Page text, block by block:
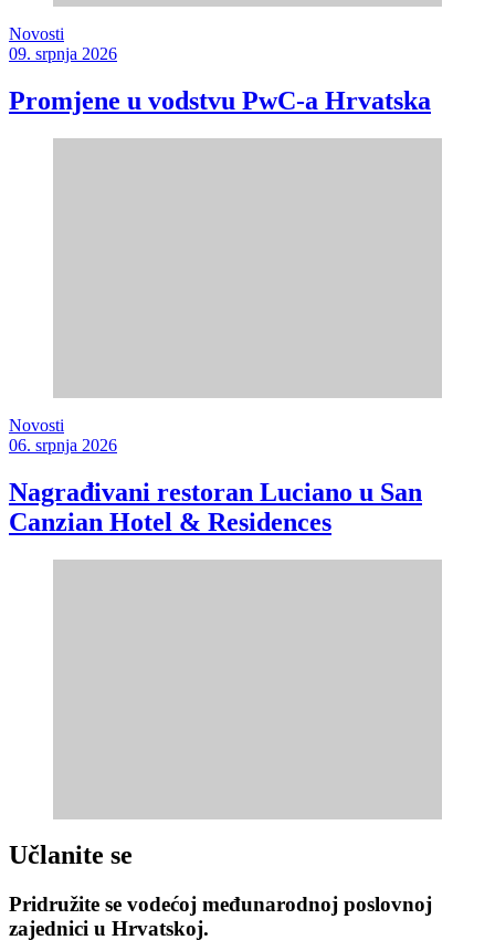
Novosti
09. srpnja 2026
Promjene u vodstvu PwC-a Hrvatska
Novosti
06. srpnja 2026
Nagrađivani restoran Luciano u San
Canzian Hotel & Residences
Učlanite se
Pridružite se vodećoj međunarodnoj poslovnoj
zajednici u Hrvatskoj.